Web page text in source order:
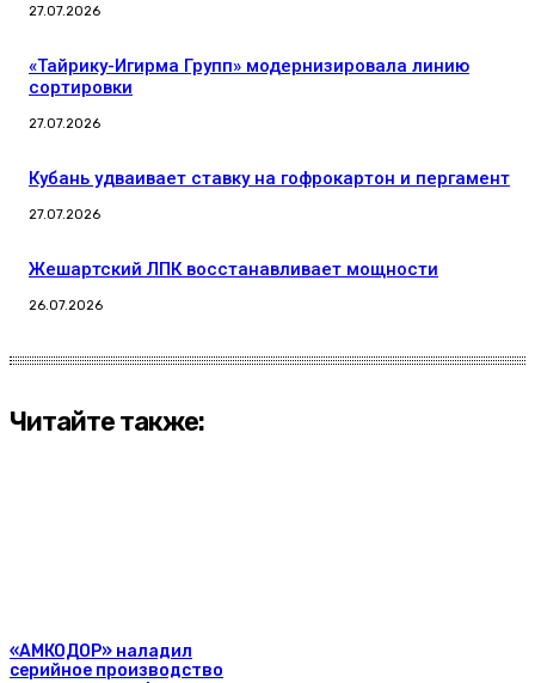
27.07.2026
«Тайрику-Игирма Групп» модернизировала линию
сортировки
27.07.2026
Кубань удваивает ставку на гофрокартон и пергамент
27.07.2026
Жешартский ЛПК восстанавливает мощности
26.07.2026
Читайте также:
«АМКОДОР» наладил
серийное производство